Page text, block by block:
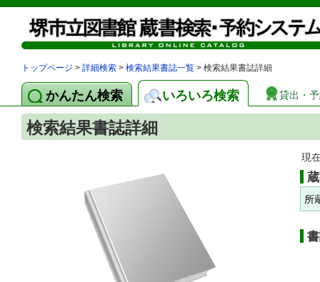
トップページ > 詳細検索 > 検索結果書誌一覧 > 検索結果書誌詳細
かんたん検索 いろいろ検索 貸出・
検索結果書誌詳細
現
所